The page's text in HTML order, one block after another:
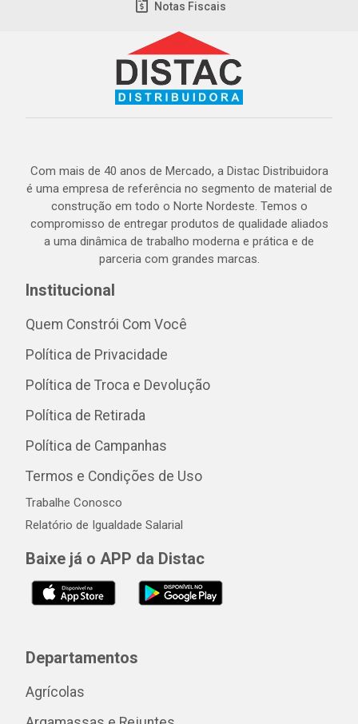
Notas Fiscais
Com mais de 40 anos de Mercado, a Distac Distribuidora
é uma empresa de referência no segmento de material de
construção em todo o Norte Nordeste. Temos o
compromisso de entregar produtos de qualidade aliados
a uma dinâmica de trabalho moderna e prática e de
parceria com grandes marcas.
Institucional
Quem Constrói Com Você
Política de Privacidade
Política de Troca e Devolução
Política de Retirada
Política de Campanhas
Termos e Condições de Uso
Trabalhe Conosco
Relatório de Igualdade Salarial
Baixe já o APP da Distac
Departamentos
Agrícolas